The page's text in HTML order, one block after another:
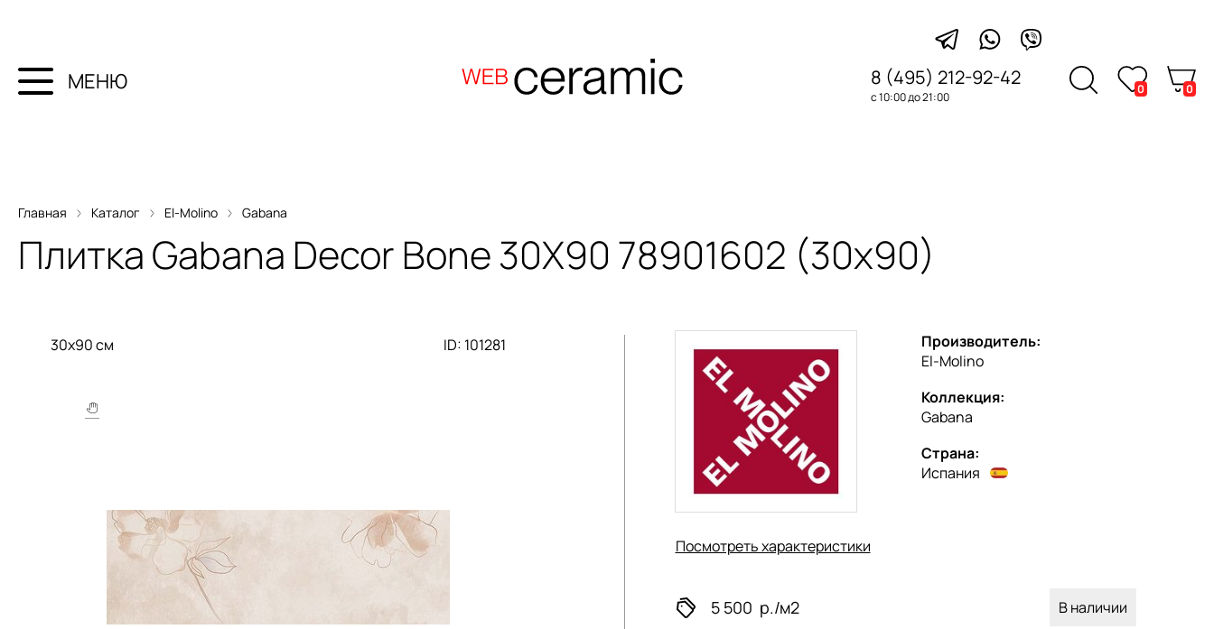
МЕНЮ 8 (495) 212-92-42
с 10:00 до 21:00
0 0
Главная Каталог El-Molino Gabana
ПлиткаGabana Decor Bone 30X90 78901602 (30x90)
30x90 см ID: 101281
Производитель:
El-Molino
Коллекция:
Gabana
Страна:
Испания
Посмотреть характеристики
5 500 р./м2 В наличии